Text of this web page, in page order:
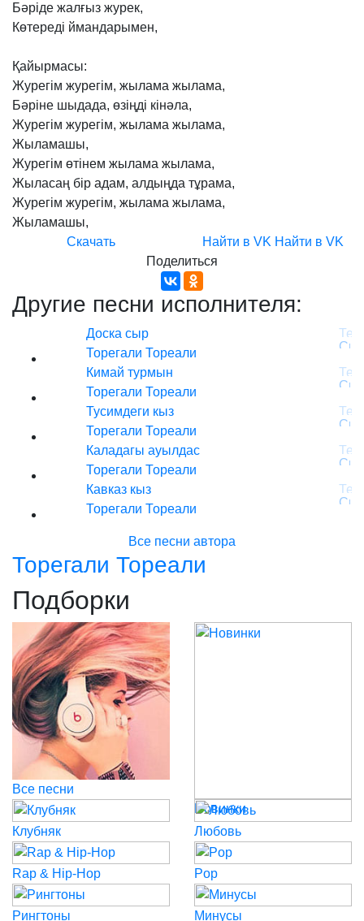
Бәріде жалғыз журек,
Көтереді ймандарымен,
Қайырмасы:
Журегім журегім, жылама жылама,
Бәріне шыдада, өзіңді кінәла,
Журегім журегім, жылама жылама,
Жыламашы,
Журегім өтінем жылама жылама,
Жыласаң бір адам, алдыңда тұрама,
Журегім журегім, жылама жылама,
Жыламашы,
Скачать
Найти в VK Найти в VK
Поделиться
Другие песни исполнителя:
Доска сыр
Торегали Тореали
Кимай турмын
Торегали Тореали
Тусимдеги кыз
Торегали Тореали
Каладагы ауылдас
Торегали Тореали
Кавказ кыз
Торегали Тореали
Все песни автора
Торегали Тореали
Подборки
Все песни
Новинки
Клубняк
Любовь
Rap & Hip-Hop Pop
Рингтоны Минусы